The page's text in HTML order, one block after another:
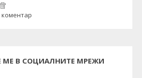
МЕ В СОЦИАЛНИТЕ МРЕЖИ